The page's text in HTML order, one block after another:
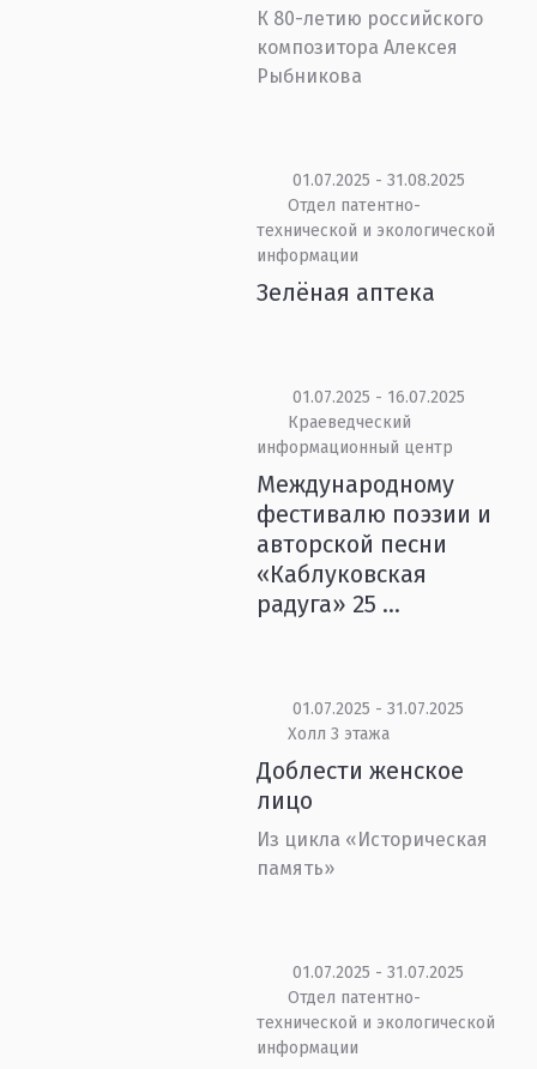
К 80-летию российского
композитора Алексея
Рыбникова
01.07.2025 - 31.08.2025
Отдел патентно-
технической и экологической
информации
Зелёная аптека
01.07.2025 - 16.07.2025
Краеведческий
информационный центр
Международному
фестивалю поэзии и
авторской песни
«Каблуковская
радуга» 25 ...
01.07.2025 - 31.07.2025
Холл 3 этажа
Доблести женское
лицо
Из цикла «Историческая
память»
01.07.2025 - 31.07.2025
Отдел патентно-
технической и экологической
информации